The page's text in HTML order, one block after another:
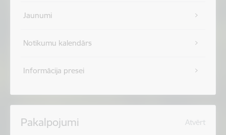
Jaunumi
Notikumu kalendārs
Informācija presei
Pakalpojumi Atvērt